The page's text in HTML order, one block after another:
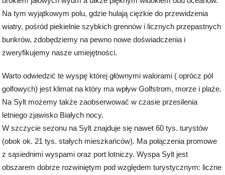
Na tym wyjątkowym polu, gdzie hulają ciężkie do przewidzenia
wiatry, pośród piekielnie szybkich grennów i licznych przepastnych
bunkrów, zdobędziemy na pewno nowe doświadczenia i
zweryfikujemy nasze umiejętności.
Warto odwiedzić te wyspę której głównymi walorami ( oprócz pól
golfowych) jest klimat na który ma wpływ Golfstrom, morze i plaże.
Na Sylt możemy także zaobserwować w czasie przesilenia
letniego zjawisko Białych nocy.
W szczycie sezonu na Sylt znajduje się nawet 60 tys. turystów
(obok ok. 21 tys. stałych mieszkańców). Ma połączenia promowe
z sąsiednimi wyspami oraz port lotniczy. Wyspa Sylt jest
obszarem dobrze rozwiniętym pod względem turystycznym: liczne